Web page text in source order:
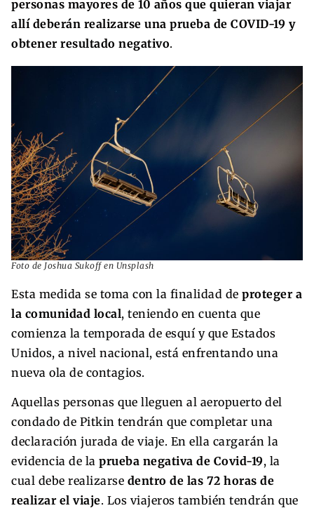
personas mayores de 10 años que quieran viajar
allí deberán realizarse una prueba de COVID-19 y
obtener resultado negativo.
Foto de Joshua Sukoff en Unsplash
Esta medida se toma con la finalidad de proteger a
la comunidad local, teniendo en cuenta que
comienza la temporada de esquí y que Estados
Unidos, a nivel nacional, está enfrentando una
nueva ola de contagios.
Aquellas personas que lleguen al aeropuerto del
condado de Pitkin tendrán que completar una
declaración jurada de viaje. En ella cargarán la
evidencia de la prueba negativa de Covid-19, la
cual debe realizarse dentro de las 72 horas de
realizar el viaje. Los viajeros también tendrán que